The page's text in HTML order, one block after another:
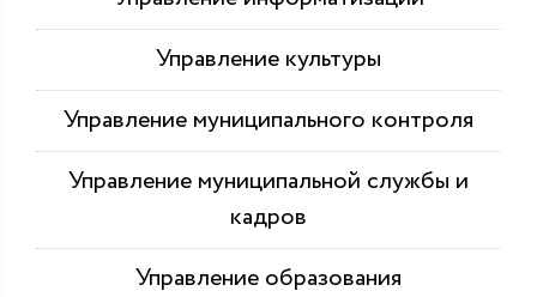
Управление культуры
Управление муниципального контроля
Управление муниципальной службы и
кадров
Управление образования